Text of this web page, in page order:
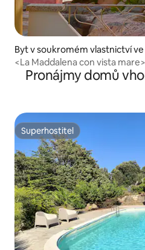
Byt v soukromém vlastnictví
dalena
<La Maddalena con vista
Pronájmy domů
Superhostitel
Superhostitel